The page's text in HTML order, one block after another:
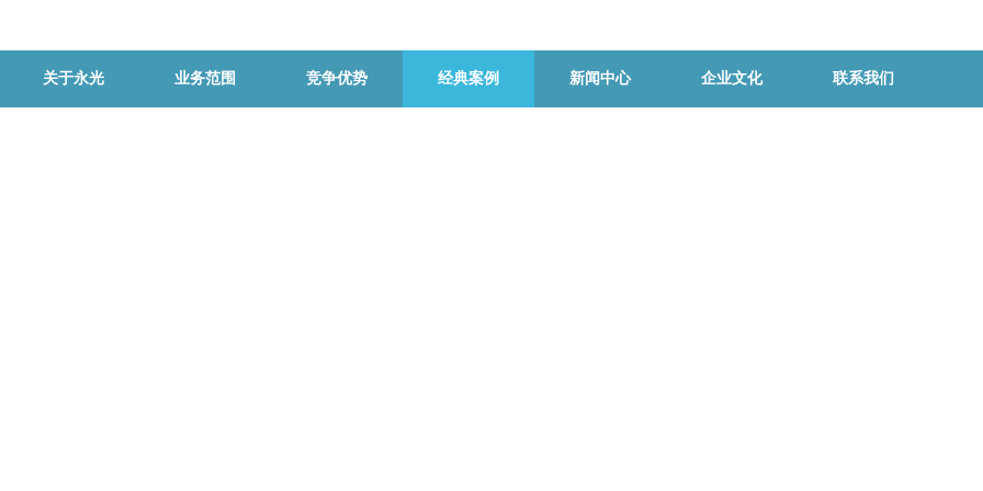
关于永光 业务范围 竞争优势 经典案例 新闻中心 企业文化 联系我们